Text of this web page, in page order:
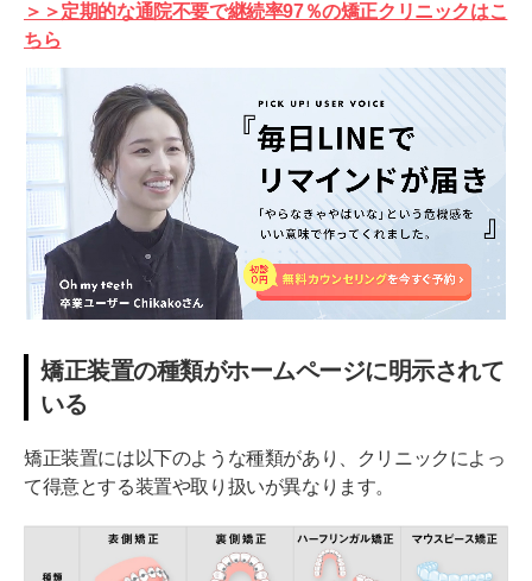
＞＞定期的な通院不要で継続率97％の矯正クリニックはこ
ちら
矯正装置の種類がホームページに明示されて
いる
矯正装置には以下のような種類があり、クリニックによっ
て得意とする装置や取り扱いが異なります。